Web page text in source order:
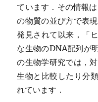
ています．その情報
の物質の並び方で表
発見されて以来，「
な生物のDNA配列が
の生物学研究では，
生物と比較したり分
れています．